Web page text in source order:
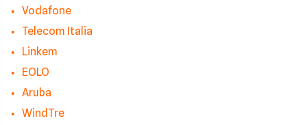
Vodafone
Telecom Italia
Linkem
EOLO
Aruba
WindTre